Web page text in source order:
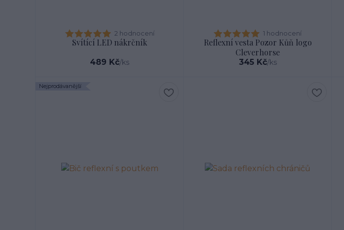
2 hodnocení
Svítící LED nákrčník
489 Kč/ks
1 hodnocení
Reflexní vesta Pozor Kůň logo
Cleverhorse
345 Kč/ks
Nejprodávanější